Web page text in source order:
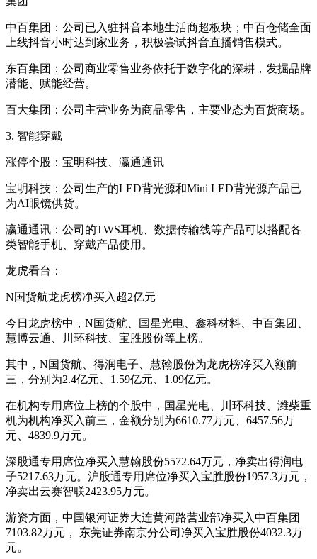
中百集团：公司已入驻抖音本地生活商超板块；中百仓储全面
上线抖音小时达到家业务，积极尝试抖音直播销售模式。
东百集团：公司商业零售业务依托于数字化的深耕，发掘品牌
潜能、赋能经营。
百大集团：公司主营业务为商品零售，主要业态为百货商场。
3. 智能穿戴
涨停个股：宝明科技、瀛通通讯
宝明科技：公司生产的LED背光源和Mini LED背光源产品已
为AI眼镜供货。
瀛通通讯：公司的TWS耳机、数据传输线等产品可以搭配各
类智能手机、穿戴产品使用。
龙虎看台：
N国货航龙虎榜净买入超2亿元
今日龙虎榜中，N国货航、国星光电、鑫科材料、中百集团、
慧博云通、川环科技、宝胜股份等上榜。
其中，N国货航、得润电子、慧翰股份为龙虎榜净买入额前
三，分别为2.4亿元、1.59亿元、1.09亿元。
在机构专用席位上榜的个股中，国星光电、川环科技、潍柴重
机为机构净买入前三，金额分别为6610.77万元、6457.56万
元、4839.9万元。
深股通专用席位净买入慧翰股份5572.64万元，净卖出得润电
子5217.63万元。沪股通专用席位净买入宝胜股份1957.3万元，
净卖出云赛智联2423.95万元。
游资方面，中国银河证券大连黄河路营业部净买入中百集团
7103.82万元， 东莞证券南京分公司净买入宝胜股份4032.3万
元。